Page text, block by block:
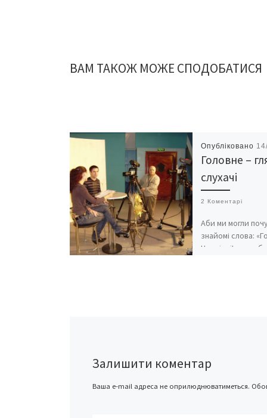
ВАМ ТАКОЖ МОЖЕ СПОДОБАТИСЯ
Опубліковано
Головне –
слухачі
2 Коментарі
Аби ми могли
знайомі слова:
Чернівці!» та
Залишити коментар
Ваша e-mail адреса не оприлюднюватиметься.